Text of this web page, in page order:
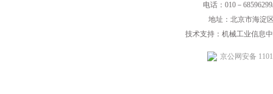
电话：010－
地址：北京市海淀
技术支持：机械工业信息
京公网安备